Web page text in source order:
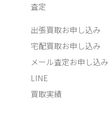
査定
出張買取お申し込み
宅配買取お申し込み
メール査定お申し込み
LINE
買取実績